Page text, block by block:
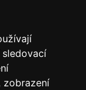
zobrazení